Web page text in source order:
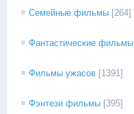
Семейные фильмы [264]
Фантастические фильмы
Фильмы ужасов [1391]
Фэнтези фильмы [395]